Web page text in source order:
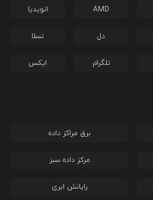
AMD انویدیا
دل تسلا
تلگرام ایکس
برق مراکز داده
مرکز داده سبز
رایانش ابری